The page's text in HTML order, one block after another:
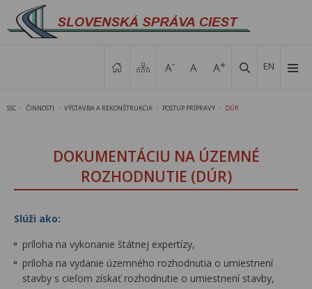
EN
SSC ČINNOSTI VÝSTAVBA A REKONŠTRUKCIA POSTUP PRÍPRAVY DÚR
DOKUMENTÁCIU NA ÚZEMNÉ
ROZHODNUTIE (DÚR)
Slúži ako:
príloha na vykonanie štátnej expertízy,
príloha na vydanie územného rozhodnutia o umiestnení
stavby s cieľom získať rozhodnutie o umiestnení stavby,